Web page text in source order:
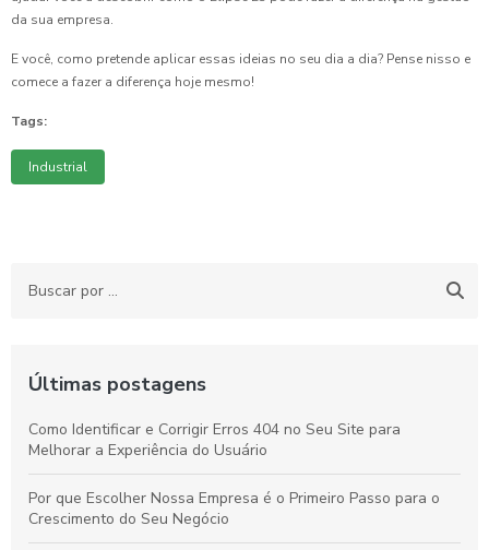
da sua empresa.
E você, como pretende aplicar essas ideias no seu dia a dia? Pense nisso e
comece a fazer a diferença hoje mesmo!
Tags:
Industrial
Últimas postagens
Como Identificar e Corrigir Erros 404 no Seu Site para
Melhorar a Experiência do Usuário
Por que Escolher Nossa Empresa é o Primeiro Passo para o
Crescimento do Seu Negócio